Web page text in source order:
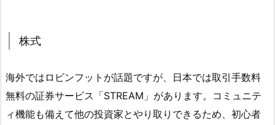
株式
海外ではロビンフットが話題ですが、日本では取引手数料
無料の証券サービス「STREAM」があります。コミュニテ
ィ機能も備えて他の投資家とやり取りできるため、初心者